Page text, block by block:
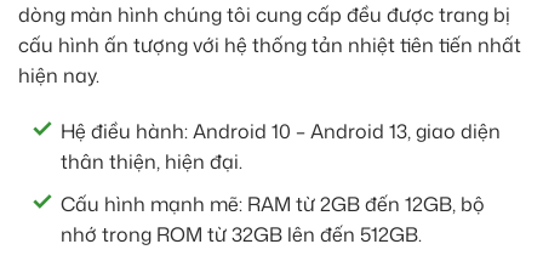
dòng màn hình chúng tôi cung cấp đều được trang bị
cấu hình ấn tượng với hệ thống tản nhiệt tiên tiến nhất
hiện nay.
Hệ điều hành: Android 10 – Android 13, giao diện
thân thiện, hiện đại.
Cấu hình mạnh mẽ: RAM từ 2GB đến 12GB, bộ
nhớ trong ROM từ 32GB lên đến 512GB.